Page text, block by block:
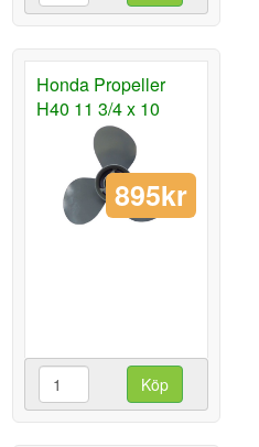
Honda Propeller
H40 11 3/4 x 10
895kr
Köp